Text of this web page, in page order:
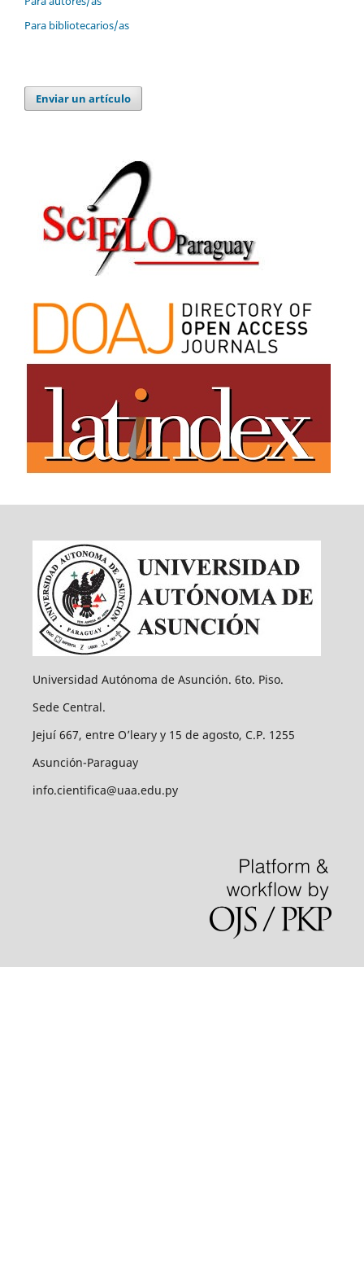
Para bibliotecarios/as
Enviar un artículo
Universidad Autónoma de Asunción. 6to. Piso.
Sede Central.
Jejuí 667, entre O’leary y 15 de agosto, C.P. 1255
Asunción-Paraguay
info.cientifica@uaa.edu.py